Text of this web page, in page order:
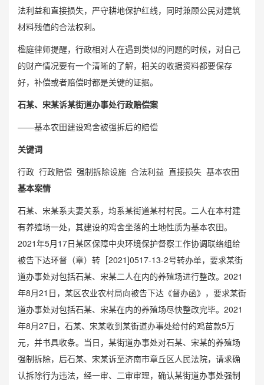
法利益和直接损失，严守耕地保护红线，同时兼顾公民对建筑
材料残值的合法权利。
楹庭律师提醒，行政相对人在遇到类似的问题的时候，对自己
的财产情况要有一个清晰的了解，相关的收据资料都要保存
好，补偿或者赔偿时都是关键的证据。
石某、宋某诉某街道办事处行政赔偿案
——基本农田建设鸡舍被强拆后的赔偿
关键词
行政 行政赔偿 强制拆除设施 合法利益 直接损失 基本农田
基本案情
石某、宋某系夫妻关系，均系某街道某村村民。二人在本村建
有养殖场一处，其建设的鸡舍坐落的土地性质为基本农田。
2021年5月17日某区保障中央环境保护督察工作协调联络组给
被告下达环督（章）转［2021]0517-13-2号转办单，要求某街
道办事处对包括石某、宋某二人在内的养殖场进行整改。2021
年8月21日，某区农业农村局向被告下达《督办函》，要求某街
道办事处对包括石某、宋某在内的养殖场尽快整改完毕。2021
年8月27日，石某、宋某收到某街道办事处给付的鸡苗款5万
元，并书具收条。当日，某街道办事处对石某、宋某的养殖场
强制拆除，后石某、宋某诉至济南市章丘区人民法院，请求确
认拆除行为违法，经一审、二审审理，确认某街道办事处强制